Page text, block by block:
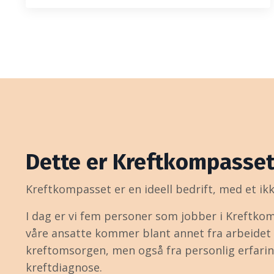
Dette er Kreftkompasset
Kreftkompasset er en ideell bedrift, med et
I dag er vi fem personer som jobber i
våre ansatte kommer blant annet fra
kreftomsorgen, men også fra personlig
kreftdiagnose.